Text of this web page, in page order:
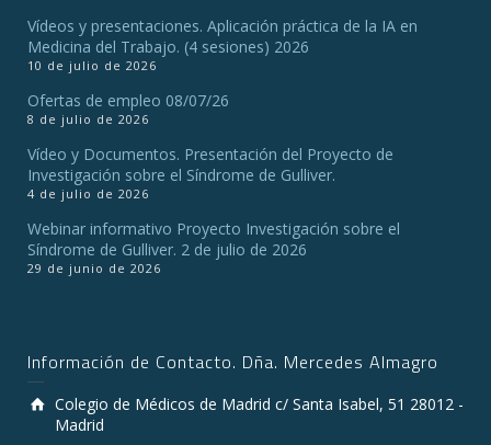
Vídeos y presentaciones. Aplicación práctica de la IA en
Medicina del Trabajo. (4 sesiones) 2026
10 de julio de 2026
Ofertas de empleo 08/07/26
8 de julio de 2026
Vídeo y Documentos. Presentación del Proyecto de
Investigación sobre el Síndrome de Gulliver.
4 de julio de 2026
Webinar informativo Proyecto Investigación sobre el
Síndrome de Gulliver. 2 de julio de 2026
29 de junio de 2026
Información de Contacto. Dña. Mercedes Almagro
Colegio de Médicos de Madrid c/ Santa Isabel, 51 28012 -
Madrid